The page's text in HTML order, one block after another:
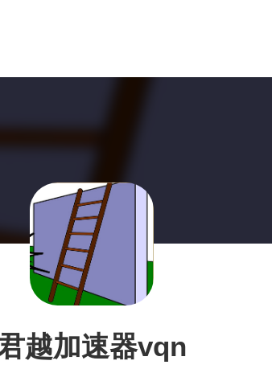
越加速器vqn